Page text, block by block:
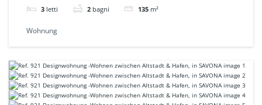
3 letti 2 bagni 135 m²
Wohnung